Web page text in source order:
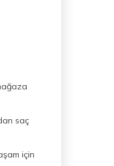
saç
için